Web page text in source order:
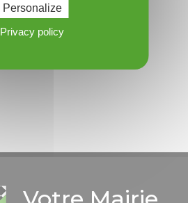
Personalize
Privacy policy